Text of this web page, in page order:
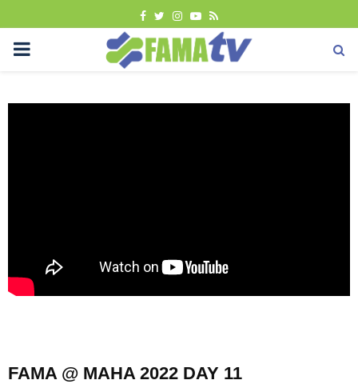
FACEBOOK
TWITTER
INSTAGRAM
YOUTUBE
RSS
PRIMARY
FAMA @ MAHA 2022 DAY 11